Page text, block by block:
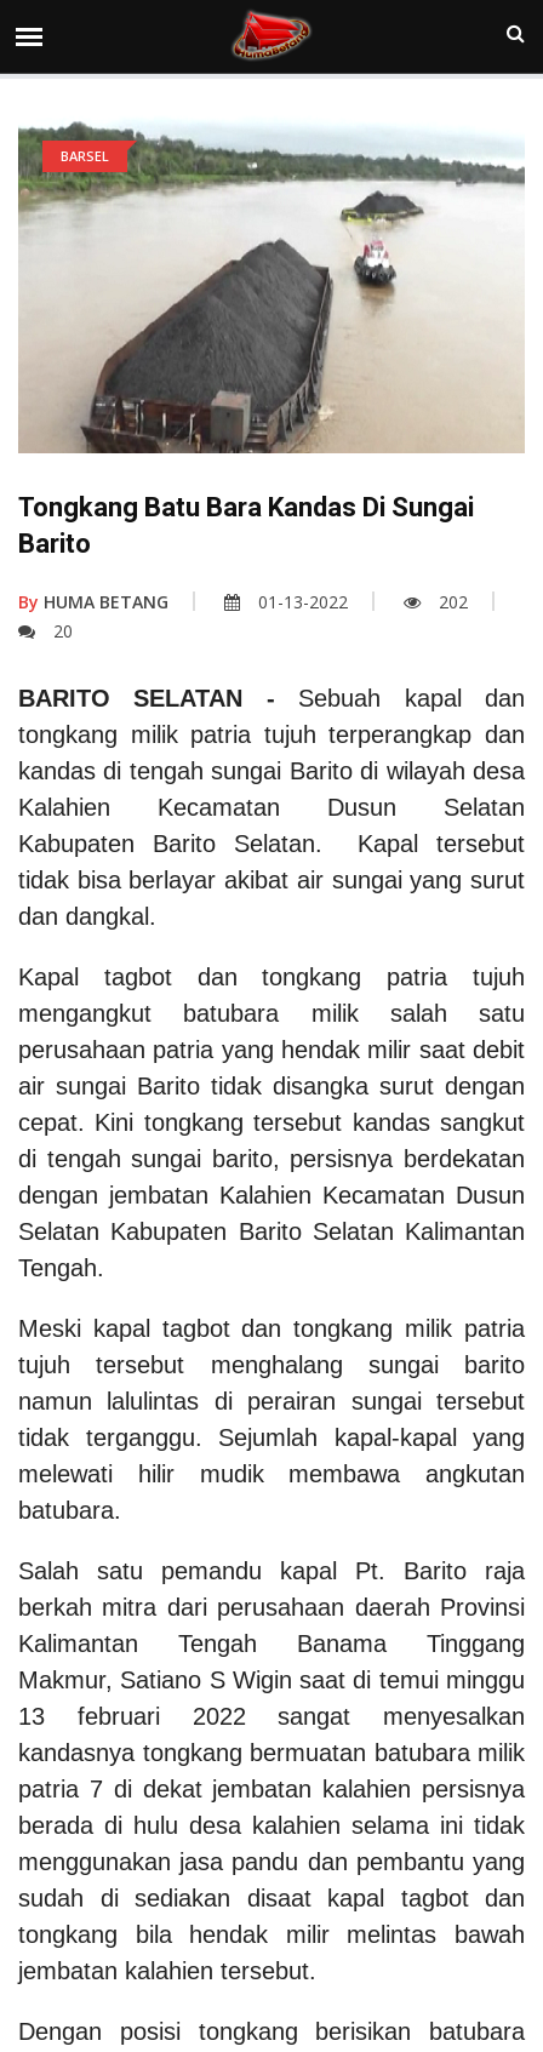
BARSEL
Tongkang Batu Bara Kandas Di Sungai
Barito
By HUMA BETANG 01-13-2022
202
20
BARITO SELATAN - Sebuah kapal dan
tongkang milik patria tujuh terperangkap dan
kandas di tengah sungai Barito di wilayah desa
Kalahien Kecamatan Dusun Selatan
Kabupaten Barito Selatan. Kapal tersebut
tidak bisa berlayar akibat air sungai yang surut
dan dangkal.
Kapal tagbot dan tongkang patria tujuh
mengangkut batubara milik salah satu
perusahaan patria yang hendak milir saat debit
air sungai Barito tidak disangka surut dengan
cepat. Kini tongkang tersebut kandas sangkut
di tengah sungai barito, persisnya berdekatan
dengan jembatan Kalahien Kecamatan Dusun
Selatan Kabupaten Barito Selatan Kalimantan
Tengah.
Meski kapal tagbot dan tongkang milik patria
tujuh tersebut menghalang sungai barito
namun lalulintas di perairan sungai tersebut
tidak terganggu. Sejumlah kapal-kapal yang
melewati hilir mudik membawa angkutan
batubara.
Salah satu pemandu kapal Pt. Barito raja
berkah mitra dari perusahaan daerah Provinsi
Kalimantan Tengah Banama Tinggang
Makmur, Satiano S Wigin saat di temui minggu
13 februari 2022 sangat menyesalkan
kandasnya tongkang bermuatan batubara milik
patria 7 di dekat jembatan kalahien persisnya
berada di hulu desa kalahien selama ini tidak
menggunakan jasa pandu dan pembantu yang
sudah di sediakan disaat kapal tagbot dan
tongkang bila hendak milir melintas bawah
jembatan kalahien tersebut.
Dengan posisi tongkang berisikan batubara